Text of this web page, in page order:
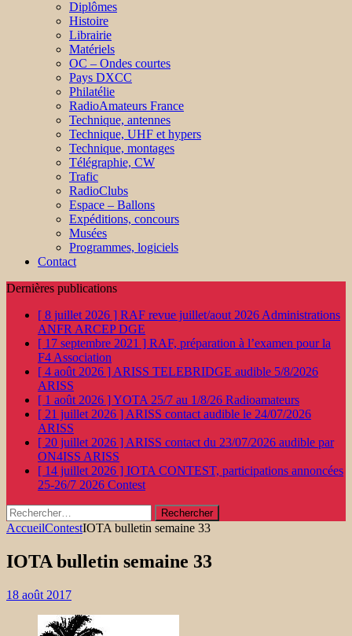
Diplômes
Histoire
Librairie
Matériels
OC – Ondes courtes
Pays DXCC
Philatélie
RadioAmateurs France
Technique, antennes
Technique, UHF et hypers
Technique, montages
Télégraphie, CW
Trafic
RadioClubs
Espace – Ballons
Expéditions, concours
Musées
Programmes, logiciels
Contact
Dernières publications
[ 8 juillet 2026 ] RAF revue juillet/aout 2026 Administrations
ANFR ARCEP DGE
[ 17 septembre 2021 ] RAF, préparation à l’examen pour la
F4 Association
[ 4 août 2026 ] ARISS TELEBRIDGE audible 5/8/2026
ARISS
[ 1 août 2026 ]YOTA 25/7 au 1/8/26 Radioamateurs
[ 21 juillet 2026 ] ARISS contact audible le 24/07/2026
ARISS
[ 20 juillet 2026 ] ARISS contact du 23/07/2026 audible par
ON4ISS ARISS
[ 14 juillet 2026 ] IOTA CONTEST, participations annoncées
25-26/7 2026 Contest
Rechercher :
AccueilContestIOTA bulletin semaine 33
IOTA bulletin semaine 33
18 août 2017